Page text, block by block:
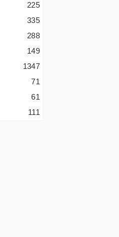
225
335
288
149
1347
71
61
111